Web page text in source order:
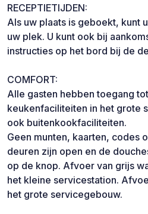
RECEPTIETIJDEN:
Als uw plaats is geboekt, kunt
uw plek. U kunt ook bij
instructies op het bord bij de
COMFORT:
Alle gasten hebben toegang
keukenfaciliteiten in het grote
ook buitenkookfaciliteiten.
Geen munten, kaarten, codes
deuren zijn open en de
op de knop. Afvoer van grijs
het kleine servicestation.
het grote servicegebouw.